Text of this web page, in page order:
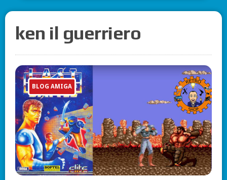
ken il guerriero
BLOG AMIGA